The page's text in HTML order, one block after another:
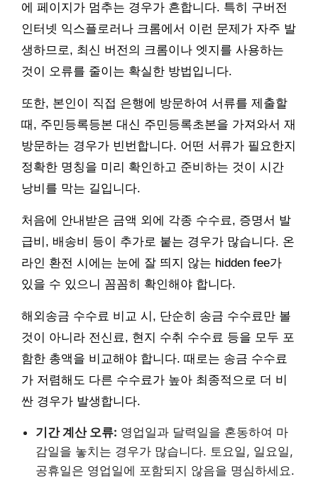
에 페이지가 멈추는 경우가 흔합니다. 특히 구버전
인터넷 익스플로러나 크롬에서 이런 문제가 자주 발
생하므로, 최신 버전의 크롬이나 엣지를 사용하는
것이 오류를 줄이는 확실한 방법입니다.
또한, 본인이 직접 은행에 방문하여 서류를 제출할
때, 주민등록등본 대신 주민등록초본을 가져와서 재
방문하는 경우가 빈번합니다. 어떤 서류가 필요한지
정확한 명칭을 미리 확인하고 준비하는 것이 시간
낭비를 막는 길입니다.
처음에 안내받은 금액 외에 각종 수수료, 증명서 발
급비, 배송비 등이 추가로 붙는 경우가 많습니다. 온
라인 환전 시에는 눈에 잘 띄지 않는 hidden fee가
있을 수 있으니 꼼꼼히 확인해야 합니다.
해외송금 수수료 비교 시, 단순히 송금 수수료만 볼
것이 아니라 전신료, 현지 수취 수수료 등을 모두 포
함한 총액을 비교해야 합니다. 때로는 송금 수수료
가 저렴해도 다른 수수료가 높아 최종적으로 더 비
싼 경우가 발생합니다.
기간 계산 오류: 영업일과 달력일을 혼동하여 마
감일을 놓치는 경우가 많습니다. 토요일, 일요일,
공휴일은 영업일에 포함되지 않음을 명심하세요.